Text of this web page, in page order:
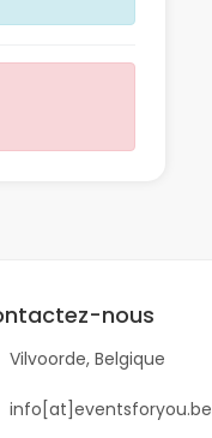
nous
Vilvoorde, Belgique
info[at]eventsforyou.be